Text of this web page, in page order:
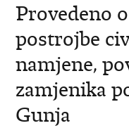
Provedeno
postrojbe
namjene,
zamjenika
Gunja